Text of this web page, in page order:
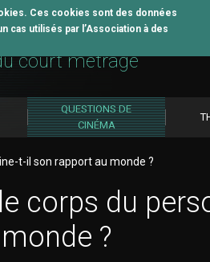
Ces cookies sont des données
cas utilisés par l’Association à des
court métrage
QUESTIONS DE
CINÉMA
t-il son rapport au monde ?
corps du
?